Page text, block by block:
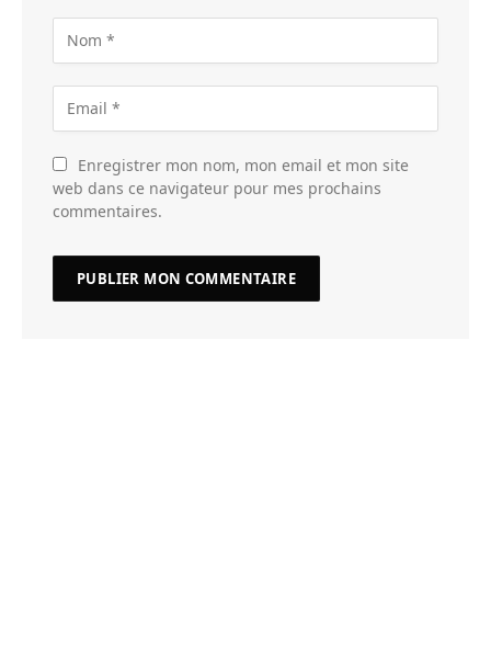
Enregistrer mon nom, mon email et mon site
web dans ce navigateur pour mes prochains
commentaires.